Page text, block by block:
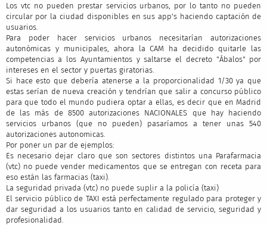
Los vtc no pueden prestar servicios urbanos, por lo tanto no pueden
circular por la ciudad disponibles en sus app's haciendo captación de
usuarios.
Para poder hacer servicios urbanos necesitarían autorizaciones
autonómicas y municipales, ahora la CAM ha decidido quitarle las
competencias a los Ayuntamientos y saltarse el decreto "Ábalos" por
intereses en el sector y puertas giratorias.
Si hace esto que debería atenerse a la proporcionalidad 1/30 ya que
estas serían de nueva creación y tendrían que salir a concurso público
para que todo el mundo pudiera optar a ellas, es decir que en Madrid
de las más de 8500 autorizaciones NACIONALES que hay haciendo
servicios urbanos (que no pueden) pasaríamos a tener unas 540
autorizaciones autonomicas.
Por poner un par de ejemplos:
Es necesario dejar claro que son sectores distintos una Parafarmacia
(vtc) no puede vender medicamentos que se entregan con receta para
eso están las farmacias (taxi).
La seguridad privada (vtc) no puede suplir a la policía (taxi)
El servicio público de TAXI está perfectamente regulado para proteger y
dar seguridad a los usuarios tanto en calidad de servicio, seguridad y
profesionalidad.